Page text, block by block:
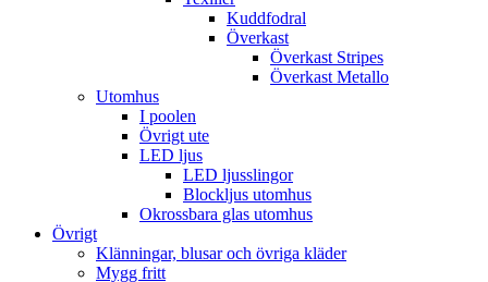
Kuddfodral
Överkast
Överkast Stripes
Överkast Metallo
Utomhus
I poolen
Övrigt ute
LED ljus
LED ljusslingor
Blockljus utomhus
Okrossbara glas utomhus
Övrigt
Klänningar, blusar och övriga kläder
Mygg fritt